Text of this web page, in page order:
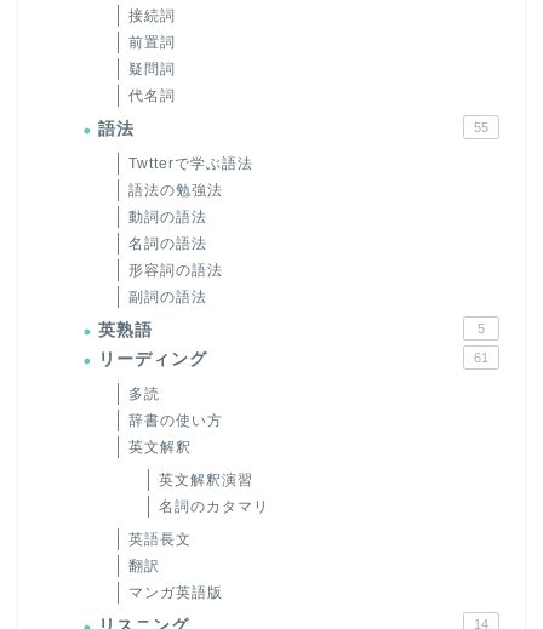
接続詞
前置詞
疑問詞
代名詞
語法 55
Twtterで学ぶ語法
語法の勉強法
動詞の語法
名詞の語法
形容詞の語法
副詞の語法
英熟語 5
リーディング 61
多読
辞書の使い方
英文解釈
英文解釈演習
名詞のカタマリ
英語長文
翻訳
マンガ英語版
14